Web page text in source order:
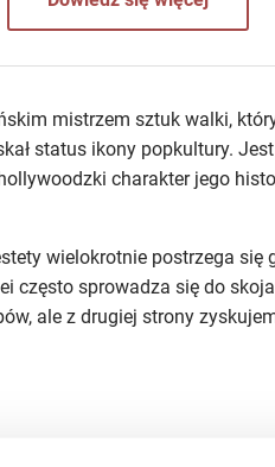
mistrzem sztuk walki,
status ikony popkultury.
charakter jego
wielokrotnie postrzega się
często sprowadza się do
ale z drugiej strony